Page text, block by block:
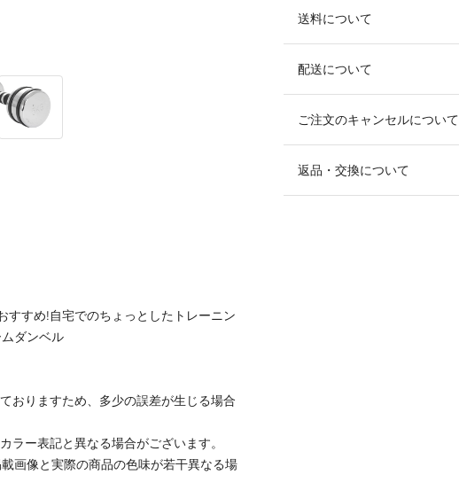
送料について
配送について
ご注文のキャンセルについて
返品・交換について
すすめ!自宅でのちょっとしたトレーニン
ダンベル
おりますため、多少の誤差が生じる場合
ー表記と異なる場合がございます。
画像と実際の商品の色味が若干異なる場